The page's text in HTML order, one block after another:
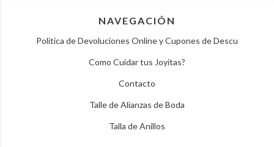
NAVEGACIÓN
Politica de Devoluciones Online y Cupones de Descu
Como Cuidar tus Joyitas?
Contacto
Talle de Alianzas de Boda
Talla de Anillos